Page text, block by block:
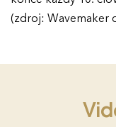
(zdroj: Wavemaker